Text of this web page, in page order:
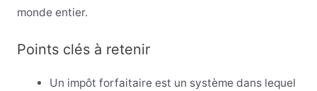
monde entier.
Points clés à retenir
Un impôt forfaitaire est un système dans lequel